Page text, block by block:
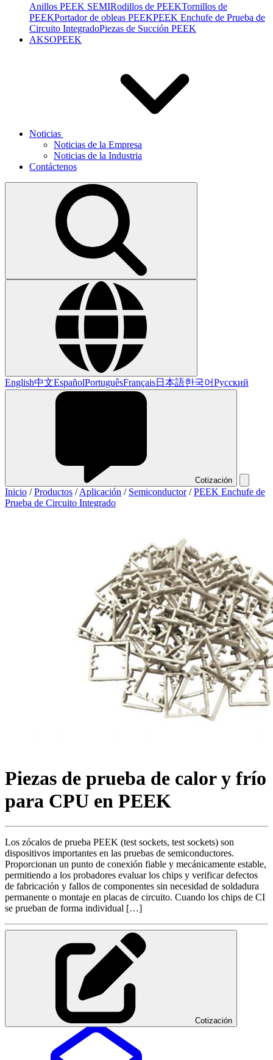
Anillos PEEK SEMIRodillos de PEEKTornillos de
PEEKPortador de obleas PEEKPEEK Enchufe de Prueba de
Circuito IntegradoPiezas de Succión PEEK
AKSOPEEK
Noticias
Noticias de la Empresa
Noticias de la Industria
Contáctenos
English中文EspañolPortuguêsFrançais日本語한국어Русский
Cotización
Inicio /Productos /Aplicación / Semiconductor/PEEK Enchufe de
Prueba de Circuito Integrado
Piezas de prueba de calor y frío
para CPU en PEEK
Los zócalos de prueba PEEK (test sockets, test sockets) son
dispositivos importantes en las pruebas de semiconductores.
Proporcionan un punto de conexión fiable y mecánicamente estable,
permitiendo a los probadores evaluar los chips y verificar defectos
de fabricación y fallos de componentes sin necesidad de soldadura
permanente o montaje en placas de circuito. Cuando los chips de CI
se prueban de forma individual […]
Cotización